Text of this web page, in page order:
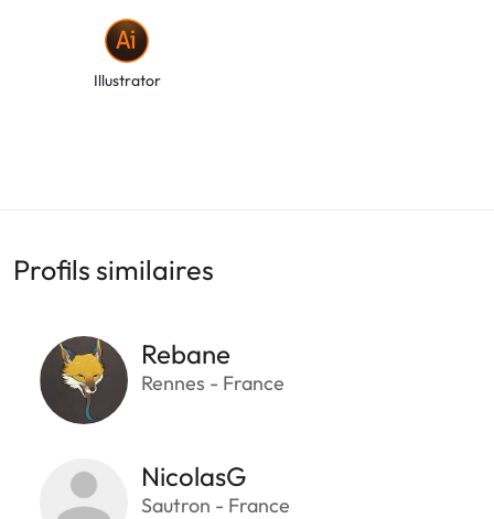
Illustrator
Profils similaires
Rebane
Rennes - France
NicolasG
Sautron - France